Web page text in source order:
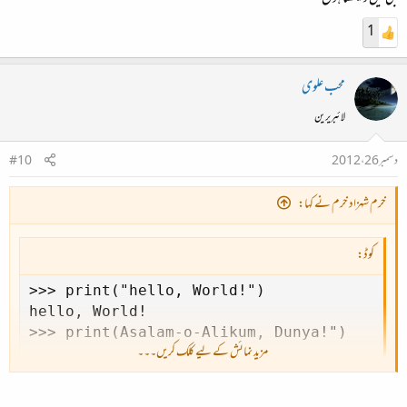
چیک کروں تو بار بار غلط آئے میں نے مختلف طریقے سے کیا تو ہر بار غلط آئے پھر میں نے غور کیا تو پتہ
چلا بریکٹ کے بعد " یہ نشان نہیں ڈالا تھا اس وجہ سے مسئلہ آ رہا تھا پھر آخر میں ٹھیک ہو گیا
1
محب علوی
لائبریرین
دسمبر 26، 2012
#10
خرم شہزاد خرم نے کہا:
کوڈ:
>>> print("hello, World!")
hello, World!
>>> print(Asalam-o-Alikum, Dunya!")
SyntaxError: invalid syntax
مزید نمائش کے لیے کلک کریں۔۔۔